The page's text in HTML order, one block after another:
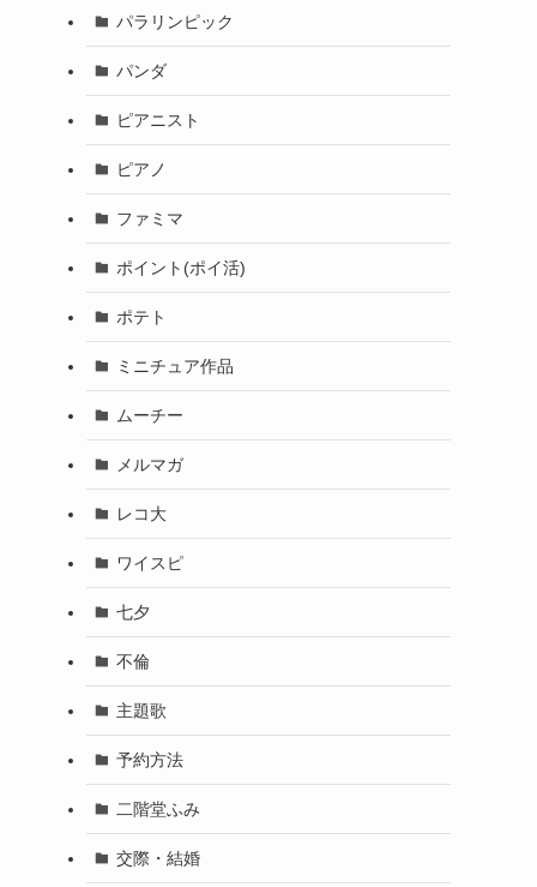
パラリンピック
パンダ
ピアニスト
ピアノ
ファミマ
ポイント(ポイ活)
ポテト
ミニチュア作品
ムーチー
メルマガ
レコ大
ワイスピ
七夕
不倫
主題歌
予約方法
二階堂ふみ
交際・結婚